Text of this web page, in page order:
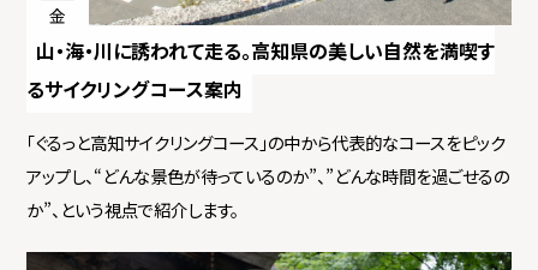
金
山・海・川に誘われて走る。高知県の美しい自然を満喫す
るサイクリングコース案内
「ぐるっと高知サイクリングコース」の中から代表的なコースをピック
アップし、“どんな景色が待っているのか”、”どんな時間を過ごせるの
か”、という視点で紹介します。